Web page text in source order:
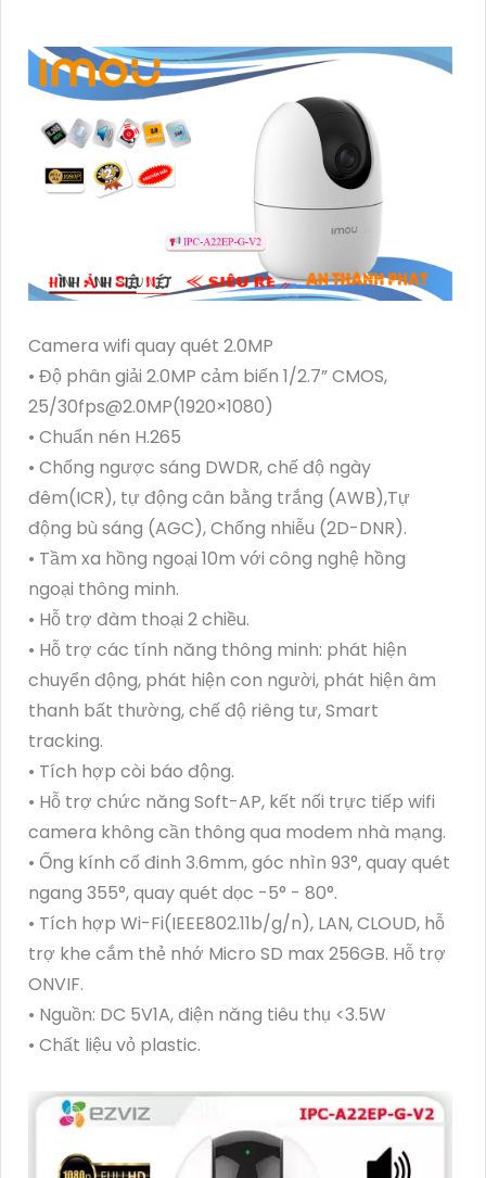
Camera wifi quay quét 2.0MP
• Độ phân giải 2.0MP cảm biến 1/2.7” CMOS,
25/30fps@2.0MP(1920×1080)
• Chuẩn nén H.265
• Chống ngược sáng DWDR, chế độ ngày
đêm(ICR), tự động cân bằng trắng (AWB),Tự
động bù sáng (AGC), Chống nhiễu (2D-DNR).
• Tầm xa hồng ngoại 10m với công nghệ hồng
ngoại thông minh.
• Hỗ trợ đàm thoại 2 chiều.
• Hỗ trợ các tính năng thông minh: phát hiện
chuyển động, phát hiện con người, phát hiện âm
thanh bất thường, chế độ riêng tư, Smart
tracking.
• Tích hợp còi báo động.
• Hỗ trợ chức năng Soft-AP, kết nối trực tiếp wifi
camera không cần thông qua modem nhà mạng.
• Ống kính cố đinh 3.6mm, góc nhìn 93°, quay quét
ngang 355°, quay quét dọc -5° - 80°.
• Tích hợp Wi-Fi(IEEE802.11b/g/n), LAN, CLOUD, hỗ
trợ khe cắm thẻ nhớ Micro SD max 256GB. Hỗ trợ
ONVIF.
• Nguồn: DC 5V1A, điện năng tiêu thụ <3.5W
• Chất liệu vỏ plastic.